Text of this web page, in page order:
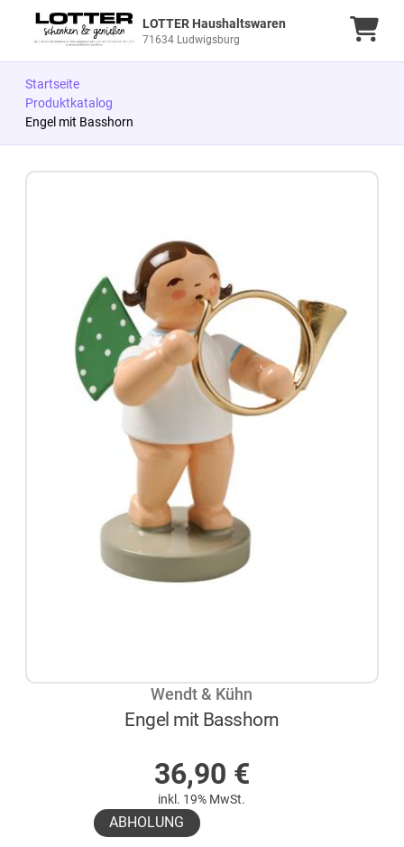
LOTTER Haushaltswaren
71634 Ludwigsburg
Startseite
Produktkatalog
Engel mit Basshorn
Wendt & Kühn
Engel mit Basshorn
36,90 €
inkl. 19% MwSt.
ABHOLUNG